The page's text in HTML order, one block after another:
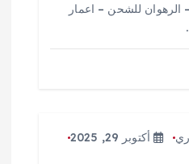
الرهوان للشحن – اعمار
أكتوبر 29, 2025